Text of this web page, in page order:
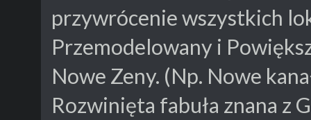
przywrócenie wszystkich
Przemodelowany i
Nowe Zeny. (Np. Nowe
Rozwinięta fabuła znana z